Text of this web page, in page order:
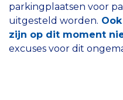
parkingplaatsen voor
uitgesteld worden.
zijn op dit moment
excuses voor dit